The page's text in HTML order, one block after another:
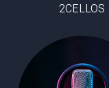
2CELLOS